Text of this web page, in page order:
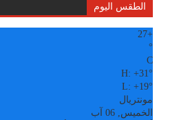
الطقس اليوم
+
27
°
C
H: +31°
L: +19°
مونتريال
الخميس, 06 آب